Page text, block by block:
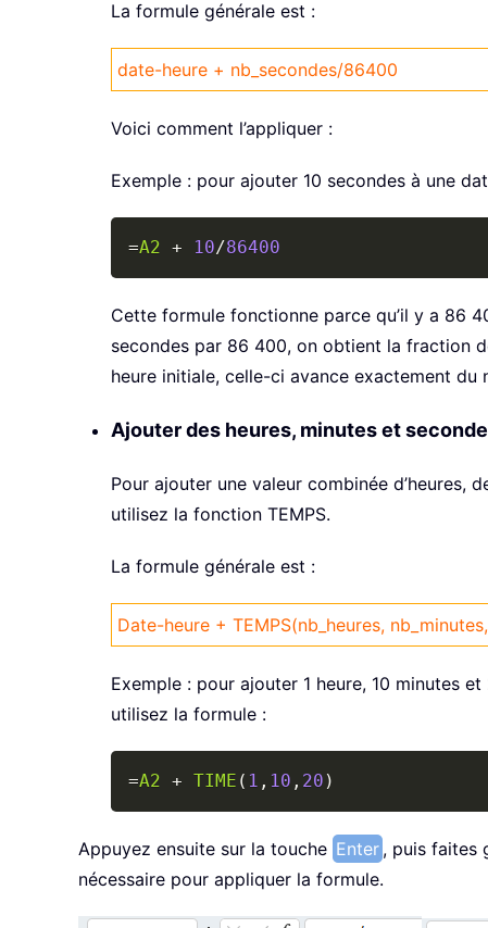
La formule générale est :
date-heure + nb_secondes/86400
Voici comment l’appliquer :
Exemple : pour ajouter 10 secondes à une
=A2 + 10/86400
Cette formule fonctionne parce qu’il y a 86
secondes par 86 400, on obtient la fraction
heure initiale, celle-ci avance exactement du
Ajouter des heures, minutes et
Pour ajouter une valeur combinée d’heures,
utilisez la fonction TEMPS.
La formule générale est :
Date-heure + TEMPS(nb_heures,
Exemple : pour ajouter 1 heure, 10 minutes
utilisez la formule :
=A2 + TIME ( 1 , 10 , 20 )
Appuyez ensuite sur la touche Enter , puis faites
nécessaire pour appliquer la formule.